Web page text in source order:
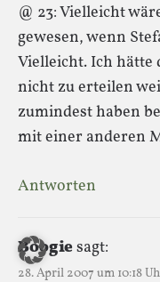
@ 23: Vielleicht
gewesen, wenn
Vielleicht. Ich hätte
nicht zu erteilen
zumindest haben
mit einer anderen
Antworten
Boogiesagt:
28. April 2007 um 10:18